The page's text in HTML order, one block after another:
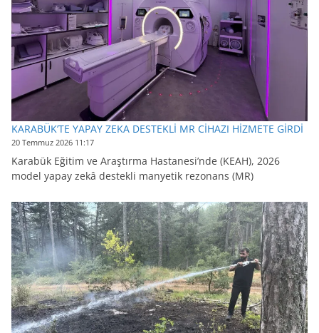
KARABÜK’TE YAPAY ZEKA DESTEKLİ MR CİHAZI HİZMETE GİRDİ
20 Temmuz 2026 11:17
Karabük Eğitim ve Araştırma Hastanesi’nde (KEAH), 2026
model yapay zekâ destekli manyetik rezonans (MR)